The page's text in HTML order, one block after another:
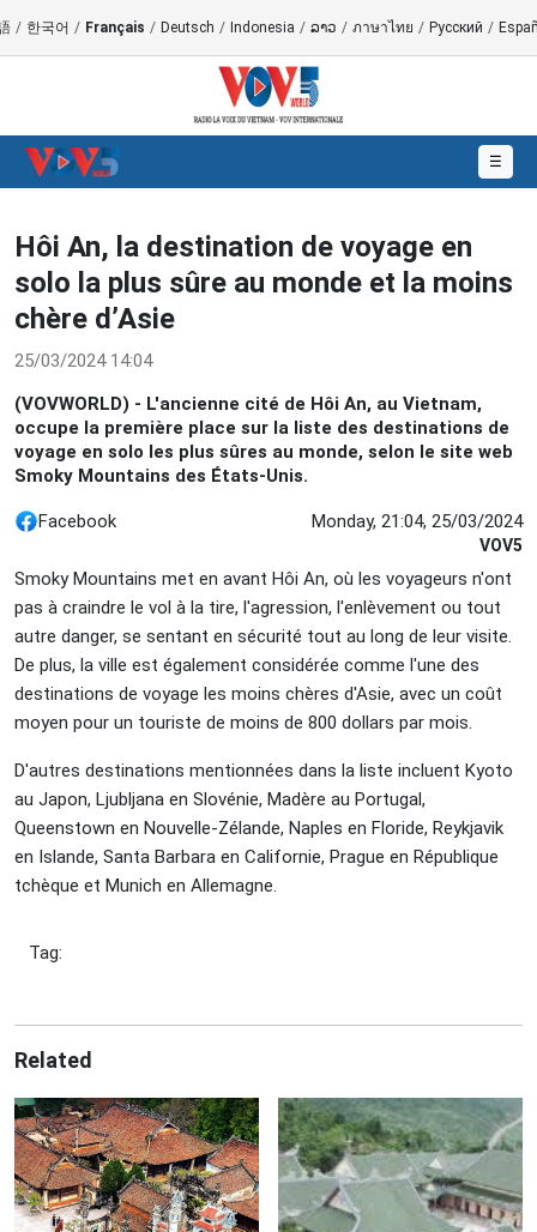
/ 한국어 / Français / Deutsch / Indonesia / ລາວ / ภาษาไทย / Русский /
☰
Hôi An, la destination de voyage en
solo la plus sûre au monde et la moins
chère d’Asie
25/03/2024 14:04
(VOVWORLD) - L'ancienne cité de Hôi An, au Vietnam,
occupe la première place sur la liste des destinations de
voyage en solo les plus sûres au monde, selon le site web
Smoky Mountains des États-Unis.
Facebook Monday, 21:04, 25/03/2024
VOV5
Smoky Mountains met en avant Hôi An, où les voyageurs n'ont
pas à craindre le vol à la tire, l'agression, l'enlèvement ou tout
autre danger, se sentant en sécurité tout au long de leur visite.
De plus, la ville est également considérée comme l'une des
destinations de voyage les moins chères d'Asie, avec un coût
moyen pour un touriste de moins de 800 dollars par mois.
D'autres destinations mentionnées dans la liste incluent Kyoto
au Japon, Ljubljana en Slovénie, Madère au Portugal,
Queenstown en Nouvelle-Zélande, Naples en Floride, Reykjavik
en Islande, Santa Barbara en Californie, Prague en République
tchèque et Munich en Allemagne.
Tag:
Related